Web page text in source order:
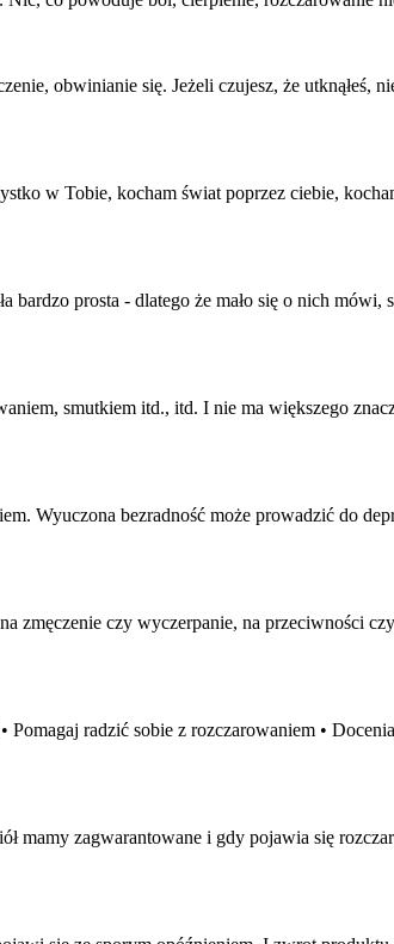
obwinianie się. Jeżeli czujesz, że utknąłeś,
w Tobie, kocham świat poprzez ciebie,
prosta - dlatego że mało się o nich
m, smutkiem itd., itd. I nie ma większego
m. Wyuczona bezradność może prowadzić do
zmęczenie czy wyczerpanie, na przeciwności
Pomagaj radzić sobie z rozczarowaniem •
mamy zagwarantowane i gdy pojawia się